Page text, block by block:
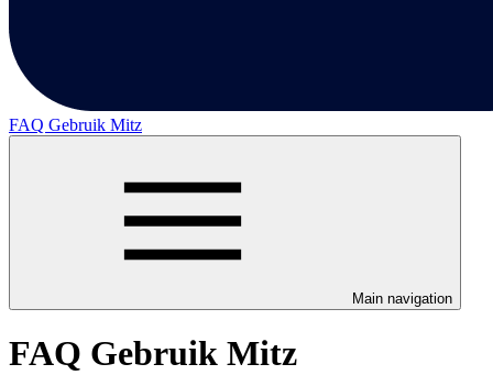
FAQ Gebruik Mitz
Main navigation
FAQ Gebruik Mitz